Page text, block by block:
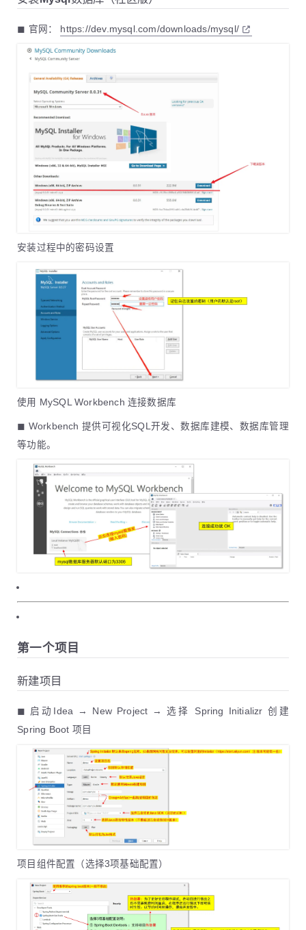
◼ 官网： https://dev.mysql.com/downloads/mysql/
安装过程中的密码设置
使用 MySQL Workbench 连接数据库
◼ Workbench 提供可视化SQL开发、数据库建模、数据库管理
等功能。
第一个项目
新建项目
◼ 启动Idea → New Project → 选择 Spring Initializr 创建
Spring Boot 项目
项目组件配置（选择3项基础配置）